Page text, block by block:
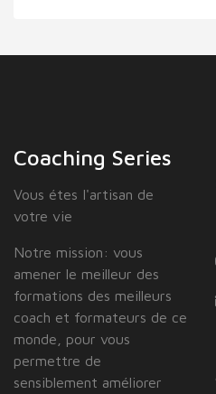
Coaching Series
Vous étes I'artisan de
votre vie
Notre mission: vous
amener le meilleur des
formations des meilleurs
coach et formateurs de ce
monde, pour vous
permettre de
sensiblement améliorer